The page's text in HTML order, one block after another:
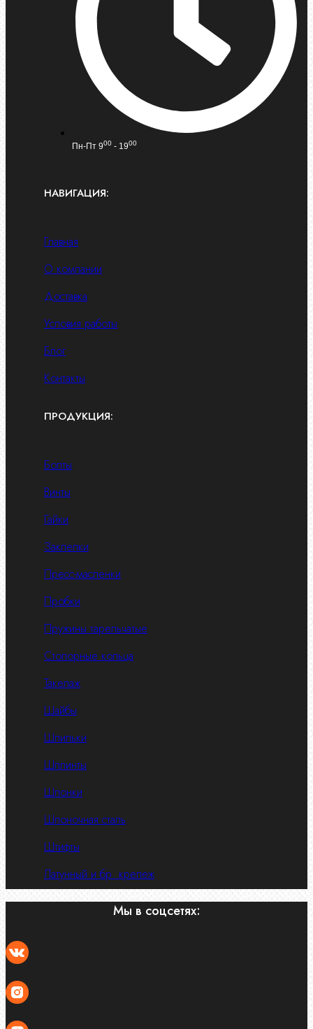
Пн-Пт 900 - 1900
НАВИГАЦИЯ:
Главная
О компании
Доставка
Условия работы
Блог
Контакты
ПРОДУКЦИЯ:
Болты
Винты
Гайки
Заклепки
Пресс-масленки
Пробки
Пружины тарельчатые
Стопорные кольца
Такелаж
Шайбы
Шпильки
Шплинты
Шпонки
Шпоночная сталь
Штифты
Латунный и бр. крепеж
Мы в соцсетях: